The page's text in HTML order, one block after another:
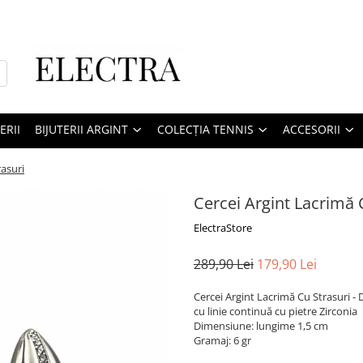
BIJUTERII ARGINT COLECȚIA TENNIS ACCESORII
Cercei Argint Lacrimă
ElectraStore
289,90 Lei 179,90 Lei
Cercei Argint Lacrimă Cu Strasuri
cu linie continuă cu pietre Zirconia
Dimensiune: lungime 1,5 cm
Gramaj: 6 gr